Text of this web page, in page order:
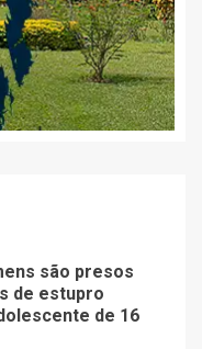
são presos
de estupro
de 16